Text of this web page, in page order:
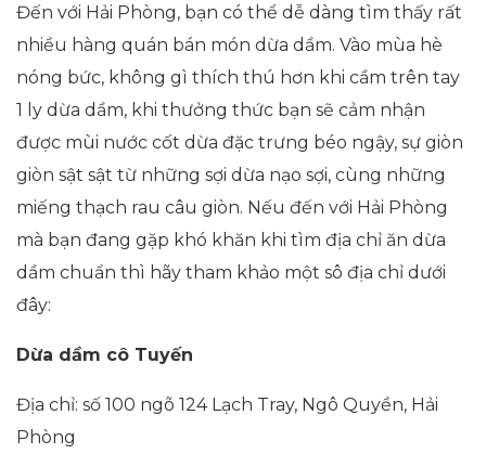
Đến với Hải Phòng, bạn có thể dễ dàng tìm thấy rất
nhiều hàng quán bán món dừa dầm. Vào mùa hè
nóng bức, không gì thích thú hơn khi cầm trên tay
1 ly dừa dầm, khi thưởng thức bạn sẽ cảm nhận
được mùi nước cốt dừa đặc trưng béo ngậy, sự giòn
giòn sật sật từ những sợi dừa nạo sợi, cùng những
miếng thạch rau câu giòn. Nếu đến với Hải Phòng
mà bạn đang gặp khó khăn khi tìm địa chỉ ăn dừa
dầm chuẩn thì hãy tham khảo một sô địa chỉ dưới
đây:
Dừa dầm cô Tuyến
Địa chỉ: số 100 ngõ 124 Lạch Tray, Ngô Quyền, Hải
Phòng